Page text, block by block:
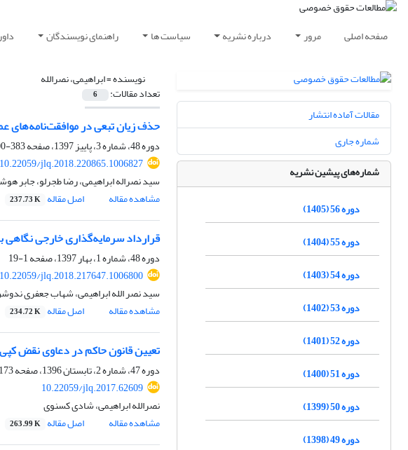
صفحه اصلی مرور درباره نشریه سیاست ها راهنمای نویسندگان
نویسنده =ابراهیمى، نصرالله
تعداد مقالات: 6
حذف زیان تبعی در موافقت‌نامه‌های
دوره 48، شماره 3، پاییز 1397، صفحه
383-400
10.22059/jlq.2018.220865.1006827
سید نصراله ابراهیمی، رضا طجرلو، جابر
مشاهده مقاله
اصل مقاله 237.73 K
قرارداد سرمایه‌گذاری خارجی نگاهی
دوره 48، شماره 1، بهار 1397، صفحه
1-19
10.22059/jlq.2018.217647.1006800
سید نصر الله ابراهیمی، شهاب جعفری
مشاهده مقاله
اصل مقاله 234.72 K
تعیین قانون حاکم در دعاوى نقض
دوره 47، شماره 2، تابستان 1396، صفحه
173-191
10.22059/jlq.2017.62609
نصرالله ابراهیمى، شادى کسنوى
مشاهده مقاله
اصل مقاله 263.99 K
مقالات آماده انتشار
شماره جاری
شماره‌های پیشین نشریه
دوره 56 (1405)
دوره 55 (1404)
دوره 54 (1403)
دوره 53 (1402)
دوره 52 (1401)
دوره 51 (1400)
دوره 50 (1399)
دوره 49 (1398)